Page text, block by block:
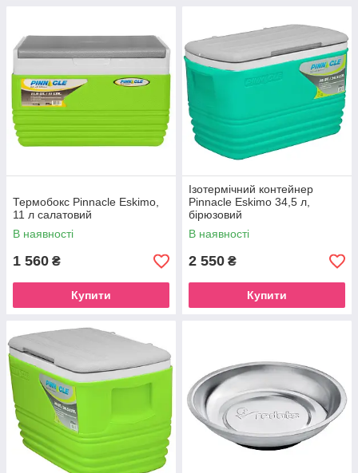
Термобокс Pinnacle Eskimo,
11 л салатовий
В наявності
1 560 ₴
Купити
Ізотермічний контейнер
Pinnacle Eskimo 34,5 л,
бірюзовий
В наявності
2 550 ₴
Купити